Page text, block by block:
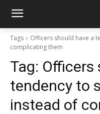
Tags
Officers should have a
complicating them
Tag: Officers
tendency to
instead of